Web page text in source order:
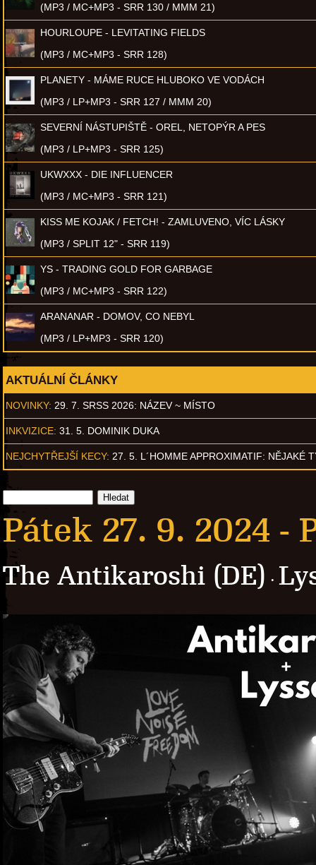
(MP3 / MC+MP3 - SRR 130 / MMM 21)
HOURLOUPE - LEVITATING FIELDS
(MP3 / MC+MP3 - SRR 128)
PLANETY - MÁME RUCE HLUBOKO VE VODÁCH
(MP3 / LP+MP3 - SRR 127 / MMM 20)
SEVERNÍ NÁSTUPIŠTĚ - OREL, NETOPÝR A PES
(MP3 / LP+MP3 - SRR 125)
UKWXXX - DIE INFLUENCER
(MP3 / MC+MP3 - SRR 121)
KISS ME KOJAK / FETCH! - ZAMLUVENO, VÍC LÁSKY
(MP3 / SPLIT 12" - SRR 119)
YS - TRADING GOLD FOR GARBAGE
(MP3 / MC+MP3 - SRR 122)
ARANANAR - DOMOV, CO NEBYL
(MP3 / LP+MP3 - SRR 120)
AKTUÁLNÍ ČLÁNKY
NOVINKY: 29. 7. SRSS 2026: NÁZEV ~ MÍSTO
INKVIZICE: 31. 5. DOMINIK DUKA
NEJCHYTŘEJŠÍ KECY: 27. 5. L´HOMME APPROXIMATIF: NĚJAKÉ
Pátek 27. 9. 2024 -
The Antikaroshi (DE) ·